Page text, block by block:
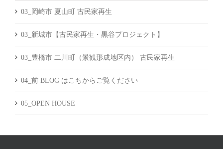
03_岡崎市 夏山町 古民家再生
03_新城市【古民家再生・黒谷プロジェクト】
03_豊橋市 二川町（景観形成地区内） 古民家再生
04_前 BLOG はこちからご覧ください
05_OPEN HOUSE